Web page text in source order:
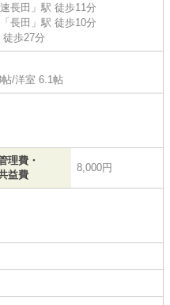
長田 」駅 徒歩11分
「 長田 」駅 徒歩10分
徒歩27分
/洋室 6.1帖
理費・
益費
8,000円